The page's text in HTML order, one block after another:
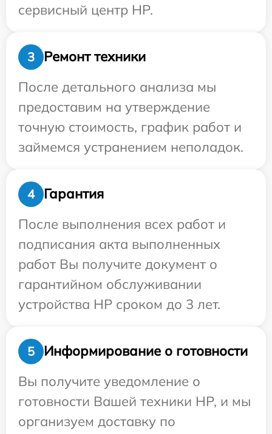
сервисный центр HP.
3
Ремонт техники
После детального анализа мы
предоставим на утверждение
точную стоимость, график работ и
займемся устранением неполадок.
4
Гарантия
После выполнения всех работ и
подписания акта выполненных
работ Вы получите документ о
гарантийном обслуживании
устройства HP сроком до 3 лет.
5
Информирование о готовности
Вы получите уведомление о
готовности Вашей техники HP, и мы
организуем доставку по